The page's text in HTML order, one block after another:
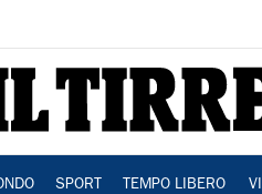
SPORT TEMPO LIBERO